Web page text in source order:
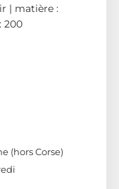
| matière :
200
(hors Corse)